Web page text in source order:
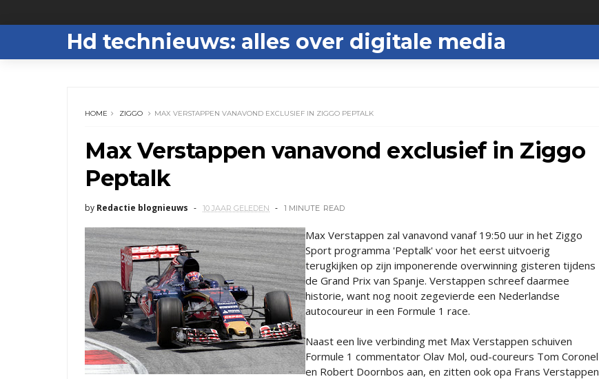
Hd technieuws: alles over digitale media
HOME ZIGGO MAX VERSTAPPEN VANAVOND EXCLUSIEF IN ZIGGO PEPTALK
Max Verstappen vanavond exclusief in Ziggo
Peptalk
by Redactie blognieuws 10 JAAR GELEDEN 1 MINUTE READ
Max Verstappen zal vanavond vanaf 19:50 uur in het Ziggo
Sport programma 'Peptalk' voor het eerst uitvoerig
terugkijken op zijn imponerende overwinning gisteren tijdens
de Grand Prix van Spanje. Verstappen schreef daarmee
historie, want nog nooit zegevierde een Nederlandse
autocoureur in een Formule 1 race.
Naast een live verbinding met Max Verstappen schuiven
Formule 1 commentator Olav Mol, oud-coureurs Tom Coronel
en Robert Doornbos aan, en zitten ook opa Frans Verstappen